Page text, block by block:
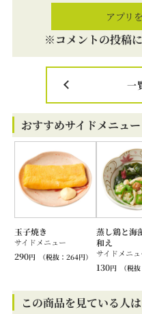
アプリ
※コメントの投稿に
一
おすすめサイドメニュー
玉子焼き
サイドメニュー
290円 （税抜：264円）
蒸し鶏と海
和え
サイドメニュ
130円 （税
この商品を見ている人